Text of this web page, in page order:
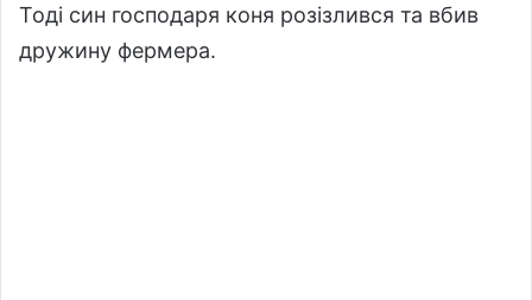
Тоді син господаря коня розізлився та вбив
дружину фермера.